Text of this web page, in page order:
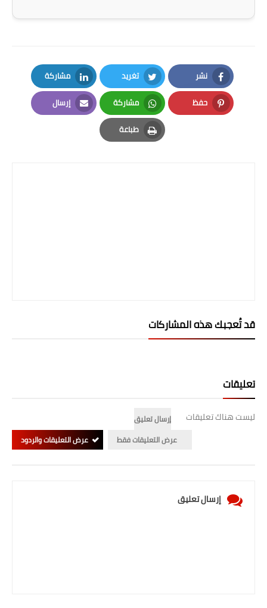
فن ومشاهير
نشر
Facebook
تغريد
Twitter
مشاركة
LinkedIn
حفظ
Pinterest
مشاركة
Whatsapp
إرسال
Email
طباعة
Print
قد تُعجبك هذه المشاركات
تعليقات
ليست هناك تعليقات
إرسال تعليق
عرض التعليقات فقط
عرض التعليقات والردود
إرسال تعليق